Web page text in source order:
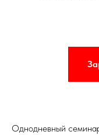
Однодневный